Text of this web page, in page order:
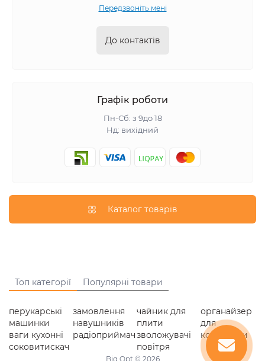
Передзвоніть мені
До контактів
Графік роботи
Пн-Сб: з 9до 18
Нд: вихідний
Каталог товарів
Топ категорії Популярні товари
перукарські
машинки
ваги кухонні
соковитискач
замовлення
навушників
радіоприймач
чайник для
плити
зволожувачі
повітря
органайзер
для
косметики
Big Opt © 2026